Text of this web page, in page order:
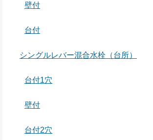
壁付
台付
シングルレバー混合水栓（台所）
台付1穴
壁付
台付2穴